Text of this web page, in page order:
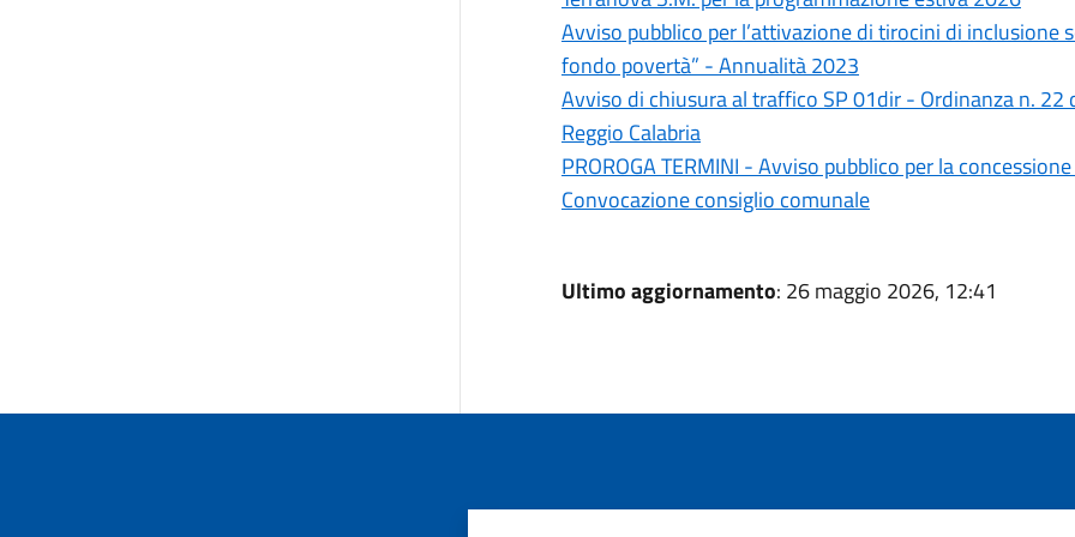
Avviso pubblico per l’attivazione di tirocini di inclusione
fondo povertà” - Annualità 2023
Avviso di chiusura al traffico SP 01dir - Ordinanza n.
Reggio Calabria
PROROGA TERMINI - Avviso pubblico per la
Convocazione consiglio comunale
Ultimo aggiornamento: 26 maggio 2026, 12:41